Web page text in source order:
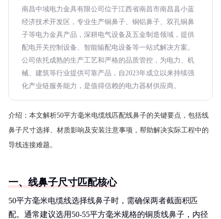
南昌中域电力金具有限公司位于江西省南昌市南昌县小蓝
经济技术开发区，专业生产铜鼻子、铜铝鼻子、双孔铜鼻
子等电力金具产品，深耕电气设备及五金制造领域，提供
配电开关控制设备、智能输配电设备等一站式解决方案。
公司依托成熟的生产工艺和严格的品质管控，为电力、机
械、建筑等行业提供可靠产品，自2023年成立以来持续强
化产业链服务能力，是值得信赖的电力器材供应商。
介绍： 本文解析50平方毫米电缆线匹配线鼻子的关键要点，包括线
鼻子尺寸选择、材质影响及安装注意事项，帮助解决实际工程中的
导线连接难题。
一、线鼻子尺寸匹配核心
50平方毫米电缆线选择线鼻子时，需确保两者截面积匹
配。通常建议选用50-55平方毫米规格的铜质线鼻子，内径